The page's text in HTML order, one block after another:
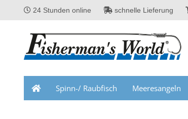
24 Stunden online schnelle Lieferung
Spinn-/ Raubfisch Meeresangeln